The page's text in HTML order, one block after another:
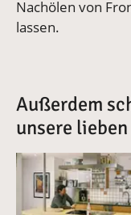
Nachölen von
lassen.
Außerdem
unsere
Vergrößerte